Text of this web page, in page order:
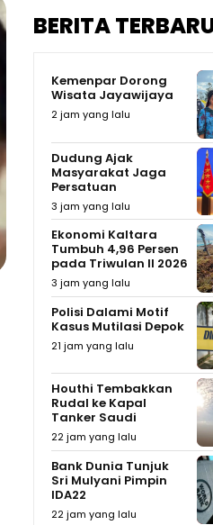
BERITA
Kemenpar Dorong
Wisata Jayawijaya
2 jam yang lalu
Dudung Ajak
Masyarakat Jaga
Persatuan
3 jam yang lalu
Ekonomi Kaltara
Tumbuh 4,96 Persen
pada Triwulan II 2026
3 jam yang lalu
Polisi Dalami Motif
Kasus Mutilasi Depok
21 jam yang lalu
Houthi Tembakkan
Rudal ke Kapal
Tanker Saudi
22 jam yang lalu
Bank Dunia Tunjuk
Sri Mulyani Pimpin
IDA22
22 jam yang lalu